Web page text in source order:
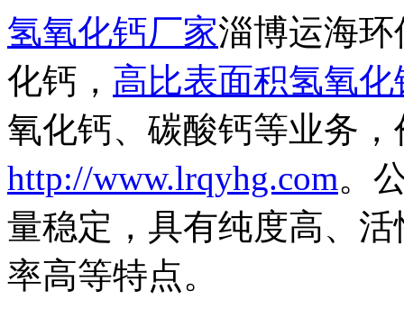
氢氧化钙厂家淄博运海
化钙， 高比表面积氢氧化
氧化钙、碳酸钙等业务
http://www.lrqyhg.com。
量稳定，具有纯度高、
率高等特点。